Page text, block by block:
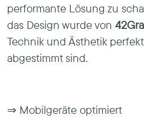
performante Lösung zu
das Design wurde von
Technik und Ästhetik
abgestimmt sind.
⇒ Mobilgeräte optimiert